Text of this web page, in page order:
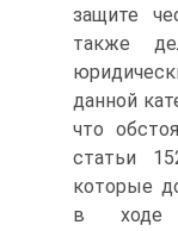
защите
также
данной
что
статьи
которые
в ходе